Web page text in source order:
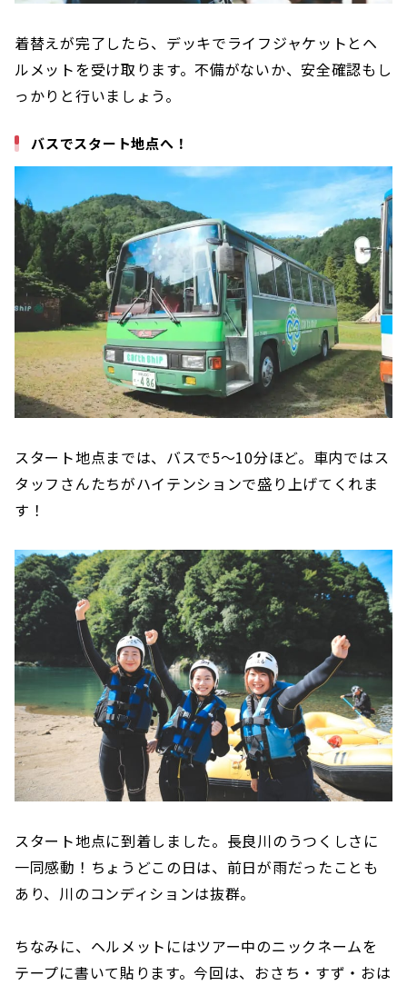
着替えが完了したら、デッキでライフジャケットとヘ
ルメットを受け取ります。不備がないか、安全確認もし
っかりと行いましょう。
バスでスタート地点へ！
スタート地点までは、バスで5〜10分ほど。車内ではス
タッフさんたちがハイテンションで盛り上げてくれま
す！
スタート地点に到着しました。長良川のうつくしさに
一同感動！ちょうどこの日は、前日が雨だったことも
あり、川のコンディションは抜群。
ちなみに、ヘルメットにはツアー中のニックネームを
テープに書いて貼ります。今回は、おさち・すず・おは